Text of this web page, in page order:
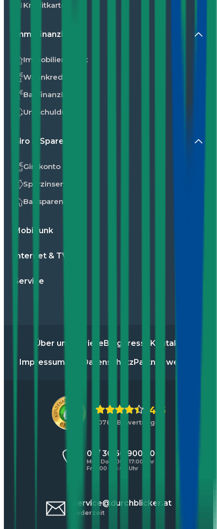
Kreditkarte
Immofinanzierung
Immobilienkredit
Wohnkredit
Baufinanzierung
Umschuldung
Giro & Sparen
Girokonto
Sparzinsen
Bausparen
Mobilfunk
Internet & TV
Service
Über uns KarriereBlog Presse Kontakt
ImpressumAGB DatenschutzPartner werden
4,5
10783 Bewertungen
01 / 30 60 900 20
Mo - Do 8:00 - 17:00 Uhr
Fr 8:00 - 16:00 Uhr
service@durchblicker.at
Jederzeit